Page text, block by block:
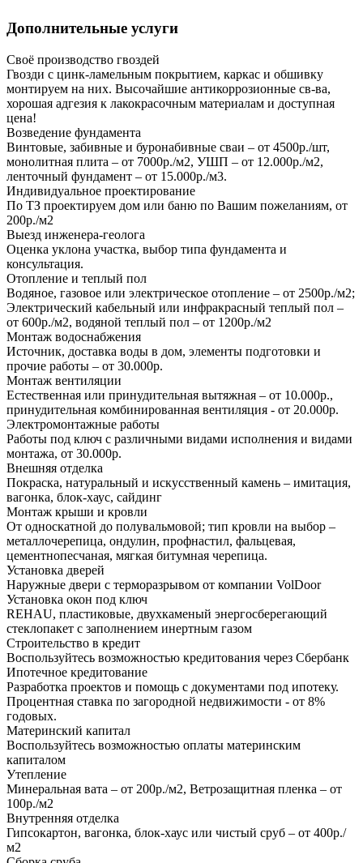
Дополнительные услуги
Своё производство гвоздей
Гвозди с цинк-ламельным покрытием, каркас и обшивку
монтируем на них. Высочайшие антикоррозионные св-ва,
хорошая адгезия к лакокрасочным материалам и доступная
цена!
Возведение фундамента
Винтовые, забивные и буронабивные сваи – от 4500р./шт,
монолитная плита – от 7000р./м2, УШП – от 12.000р./м2,
ленточный фундамент – от 15.000р./м3.
Индивидуальное проектирование
По ТЗ проектируем дом или баню по Вашим пожеланиям, от
200р./м2
Выезд инженера-геолога
Оценка уклона участка, выбор типа фундамента и
консультация.
Отопление и теплый пол
Водяное, газовое или электрическое отопление – от 2500р./м2;
Электрический кабельный или инфракрасный теплый пол –
от 600р./м2, водяной теплый пол – от 1200р./м2
Монтаж водоснабжения
Источник, доставка воды в дом, элементы подготовки и
прочие работы – от 30.000р.
Монтаж вентиляции
Естественная или принудительная вытяжная – от 10.000р.,
принудительная комбинированная вентиляция - от 20.000р.
Электромонтажные работы
Работы под ключ с различными видами исполнения и видами
монтажа, от 30.000р.
Внешняя отделка
Покраска, натуральный и искусственный камень – имитация,
вагонка, блок-хаус, сайдинг
Монтаж крыши и кровли
От односкатной до полувальмовой; тип кровли на выбор –
металлочерепица, ондулин, профнастил, фальцевая,
цементнопесчаная, мягкая битумная черепица.
Установка дверей
Наружные двери с терморазрывом от компании VolDoor
Установка окон под ключ
REHAU, пластиковые, двухкаменый энергосберегающий
стеклопакет с заполнением инертным газом
Строительство в кредит
Воспользуйтесь возможностью кредитования через Сбербанк
Ипотечное кредитование
Разработка проектов и помощь с документами под ипотеку.
Процентная ставка по загородной недвижимости - от 8%
годовых.
Материнский капитал
Воспользуйтесь возможностью оплаты материнским
капиталом
Утепление
Минеральная вата – от 200р./м2, Ветрозащитная пленка – от
100р./м2
Внутренняя отделка
Гипсокартон, вагонка, блок-хаус или чистый сруб – от 400р./
м2